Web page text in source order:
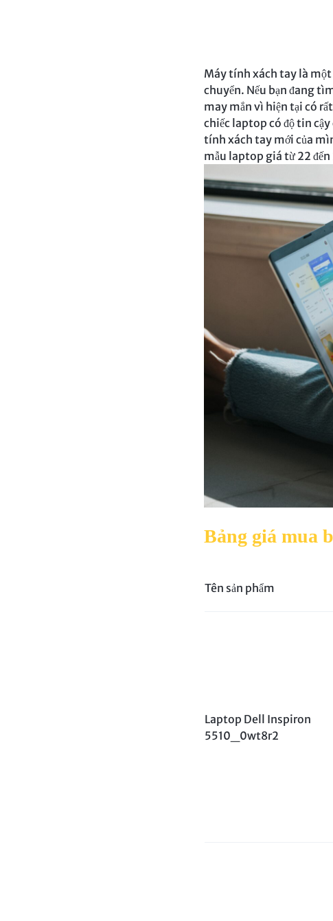
Máy tính xách tay là
chuyển. Nếu bạn đang
may mắn vì hiện tại có
chiếc laptop có độ tin
tính xách tay mới của
mẫu laptop giá từ 22
Bảng giá mua
Tên sản phẩm
Laptop Dell Inspiron
5510_0wt8r2